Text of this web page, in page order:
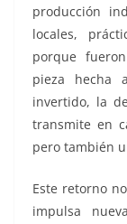
producción
locales,
porque
pieza hecha
invertido, la
transmite en
pero también
Este retorno
impulsa